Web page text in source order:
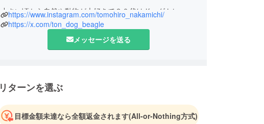
小さい頃から自然や動物が大好きで２０代はドッグトレー
ナーとして活動。
その後、北海道へ移住し犬達と自然豊かな場所で暮らしなが
ら犬達との暮らしを発信。
https://www.instagram.com/tomohiro_nakamichi/
https://x.com/ton_dog_beagle
メッセージを送る
リターンを選ぶ
目標金額未達なら全額返金されます(All-or-Nothing方式)